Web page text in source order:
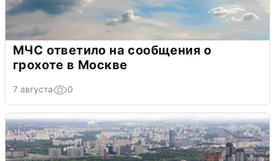
МЧС ответило на сообщения о
грохоте в Москве
7 августа 0